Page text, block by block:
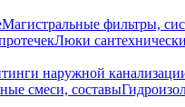
Магистральные фильтры,
Люки
наружной
смеси, составы